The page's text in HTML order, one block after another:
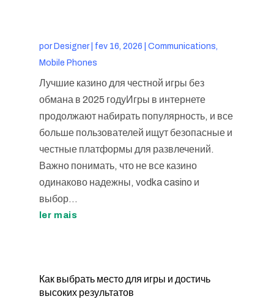
por Designer| fev 16, 2026
Communications,
Mobile Phones
Лучшие казино для честной игры без
обмана в 2025 годуИгры в интернете
продолжают набирать популярность, и все
больше пользователей ищут безопасные и
честные платформы для развлечений.
Важно понимать, что не все казино
одинаково надежны, vodka casino и
выбор...
ler mais
Как выбрать место для игры и достичь
высоких результатов